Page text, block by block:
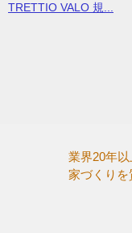
TRETTIO VALO 規...
業界20年
家づくりを